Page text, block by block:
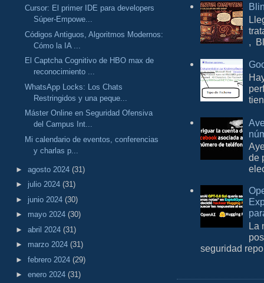
Cursor: El primer IDE para developers
Súper-Empowe...
Códigos Antiguos, Algoritmos Modernos:
Cómo la IA ...
El Captcha Cognitivo de HBO max de
reconocimiento ...
WhatsApp Locks: Los Chats
Restringidos y una peque...
Máster Online en Seguridad Ofensiva
del Campus Int...
Mi calendario de eventos, conferencias
y charlas p...
► agosto 2024 (31)
► julio 2024 (31)
► junio 2024 (30)
► mayo 2024 (30)
► abril 2024 (31)
► marzo 2024 (31)
► febrero 2024 (29)
► enero 2024 (31)
,
de
La
seguridad